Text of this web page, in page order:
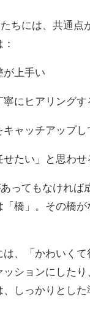
ちには、共通
が上手い
にヒアリングす
ャッチアップし
たい」と思わせ
ってもなけれ
橋」。その橋
、「かわいく
ションにした
しっかりとし